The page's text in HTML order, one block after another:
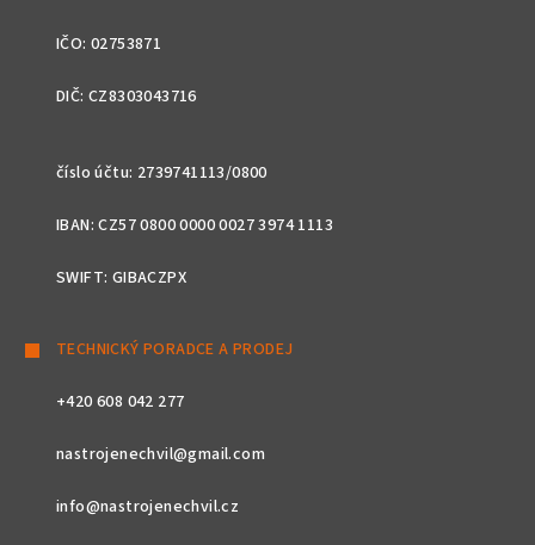
IČO: 02753871
DIČ: CZ8303043716
číslo účtu: 2739741113/0800
IBAN: CZ57 0800 0000 0027 3974 1113
SWIFT: GIBACZPX
TECHNICKÝ PORADCE A PRODEJ
+420 608 042 277
nastrojenechvil@gmail.com
info@nastrojenechvil.cz